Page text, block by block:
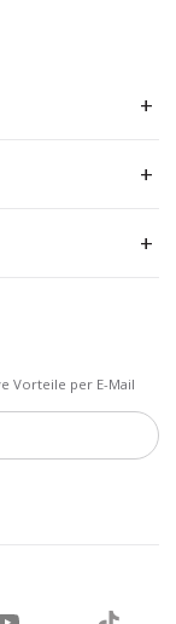
Vorteile per E-Mail